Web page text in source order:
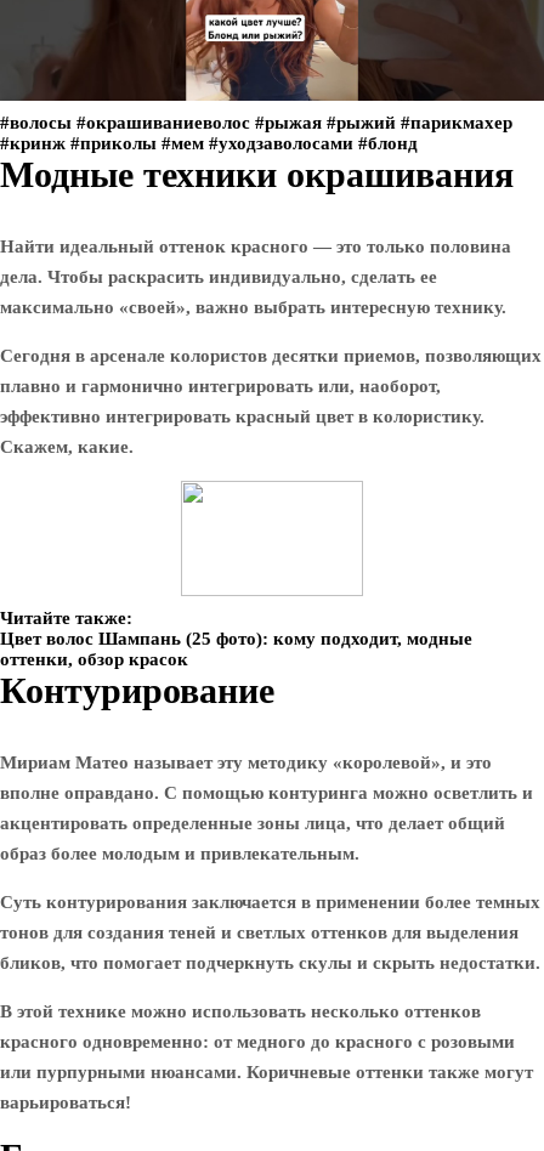
#волосы #окрашиваниеволос #рыжая #рыжий #парикмахер
#кринж #приколы #мем #уходзаволосами #блонд
Модные техники окрашивания
Найти идеальный оттенок красного — это только половина
дела. Чтобы раскрасить индивидуально, сделать ее
максимально «своей», важно выбрать интересную технику.
Сегодня в арсенале колористов десятки приемов, позволяющих
плавно и гармонично интегрировать или, наоборот,
эффективно интегрировать красный цвет в колористику.
Скажем, какие.
Читайте также:
Цвет волос Шампань (25 фото): кому подходит, модные
оттенки, обзор красок
Контурирование
Мириам Матео называет эту методику «королевой», и это
вполне оправдано. С помощью контуринга можно осветлить и
акцентировать определенные зоны лица, что делает общий
образ более молодым и привлекательным.
Суть контурирования заключается в применении более темных
тонов для создания теней и светлых оттенков для выделения
бликов, что помогает подчеркнуть скулы и скрыть недостатки.
В этой технике можно использовать несколько оттенков
красного одновременно: от медного до красного с розовыми
или пурпурными нюансами. Коричневые оттенки также могут
варьироваться!